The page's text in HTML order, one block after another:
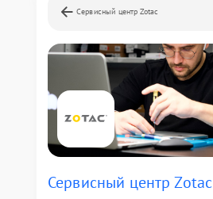
Сервисный центр Zotac
Сервисный центр Zotac